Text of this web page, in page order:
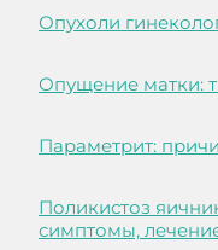
Опухоли
Опущение матки:
Параметрит:
Поликистоз
симптомы,